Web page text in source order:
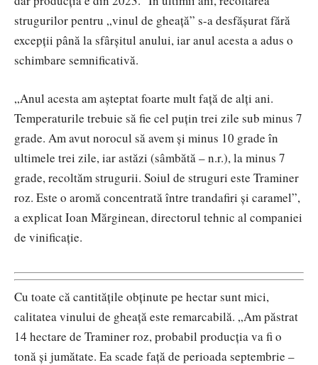
strugurilor pentru „vinul de gheață” s-a desfășurat fără
excepții până la sfârșitul anului, iar anul acesta a adus o
schimbare semnificativă.
„Anul acesta am așteptat foarte mult faţă de alți ani.
Temperaturile trebuie să fie cel puţin trei zile sub minus 7
grade. Am avut norocul să avem și minus 10 grade în
ultimele trei zile, iar astăzi (sâmbătă – n.r.), la minus 7
grade, recoltăm strugurii. Soiul de struguri este Traminer
roz. Este o aromă concentrată între trandafiri și caramel”,
a explicat Ioan Mărginean, directorul tehnic al companiei
de vinificație.
Cu toate că cantitățile obținute pe hectar sunt mici,
calitatea vinului de gheață este remarcabilă. „Am păstrat
14 hectare de Traminer roz, probabil producția va fi o
tonă și jumătate. Ea scade faţă de perioada septembrie –